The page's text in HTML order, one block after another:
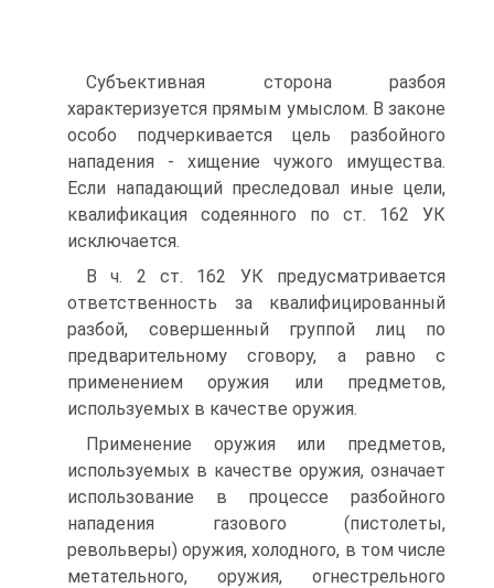
Субъективная сторона разбоя
характеризуется прямым умыслом. В законе
особо подчеркивается цель разбойного
нападения - хищение чужого имущества.
Если нападающий преследовал иные цели,
квалификация содеянного по ст. 162 УК
исключается.
В ч. 2 ст. 162 УК предусматривается
ответственность за квалифицированный
разбой, совершенный группой лиц по
предварительному сговору, а равно с
применением оружия или предметов,
используемых в качестве оружия.
Применение оружия или предметов,
используемых в качестве оружия, означает
использование в процессе разбойного
нападения газового (пистолеты,
револьверы) оружия, холодного, в том числе
метательного, оружия, огнестрельного